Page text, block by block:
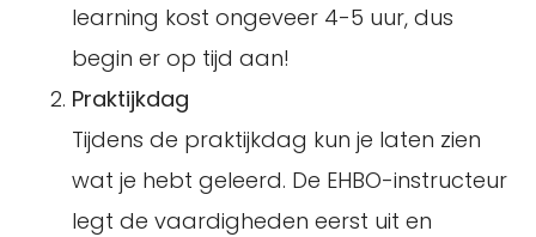
learning kost ongeveer 4-5 uur, dus
begin er op tijd aan!
Praktijkdag
Tijdens de praktijkdag kun je laten zien
wat je hebt geleerd. De EHBO-instructeur
legt de vaardigheden eerst uit en